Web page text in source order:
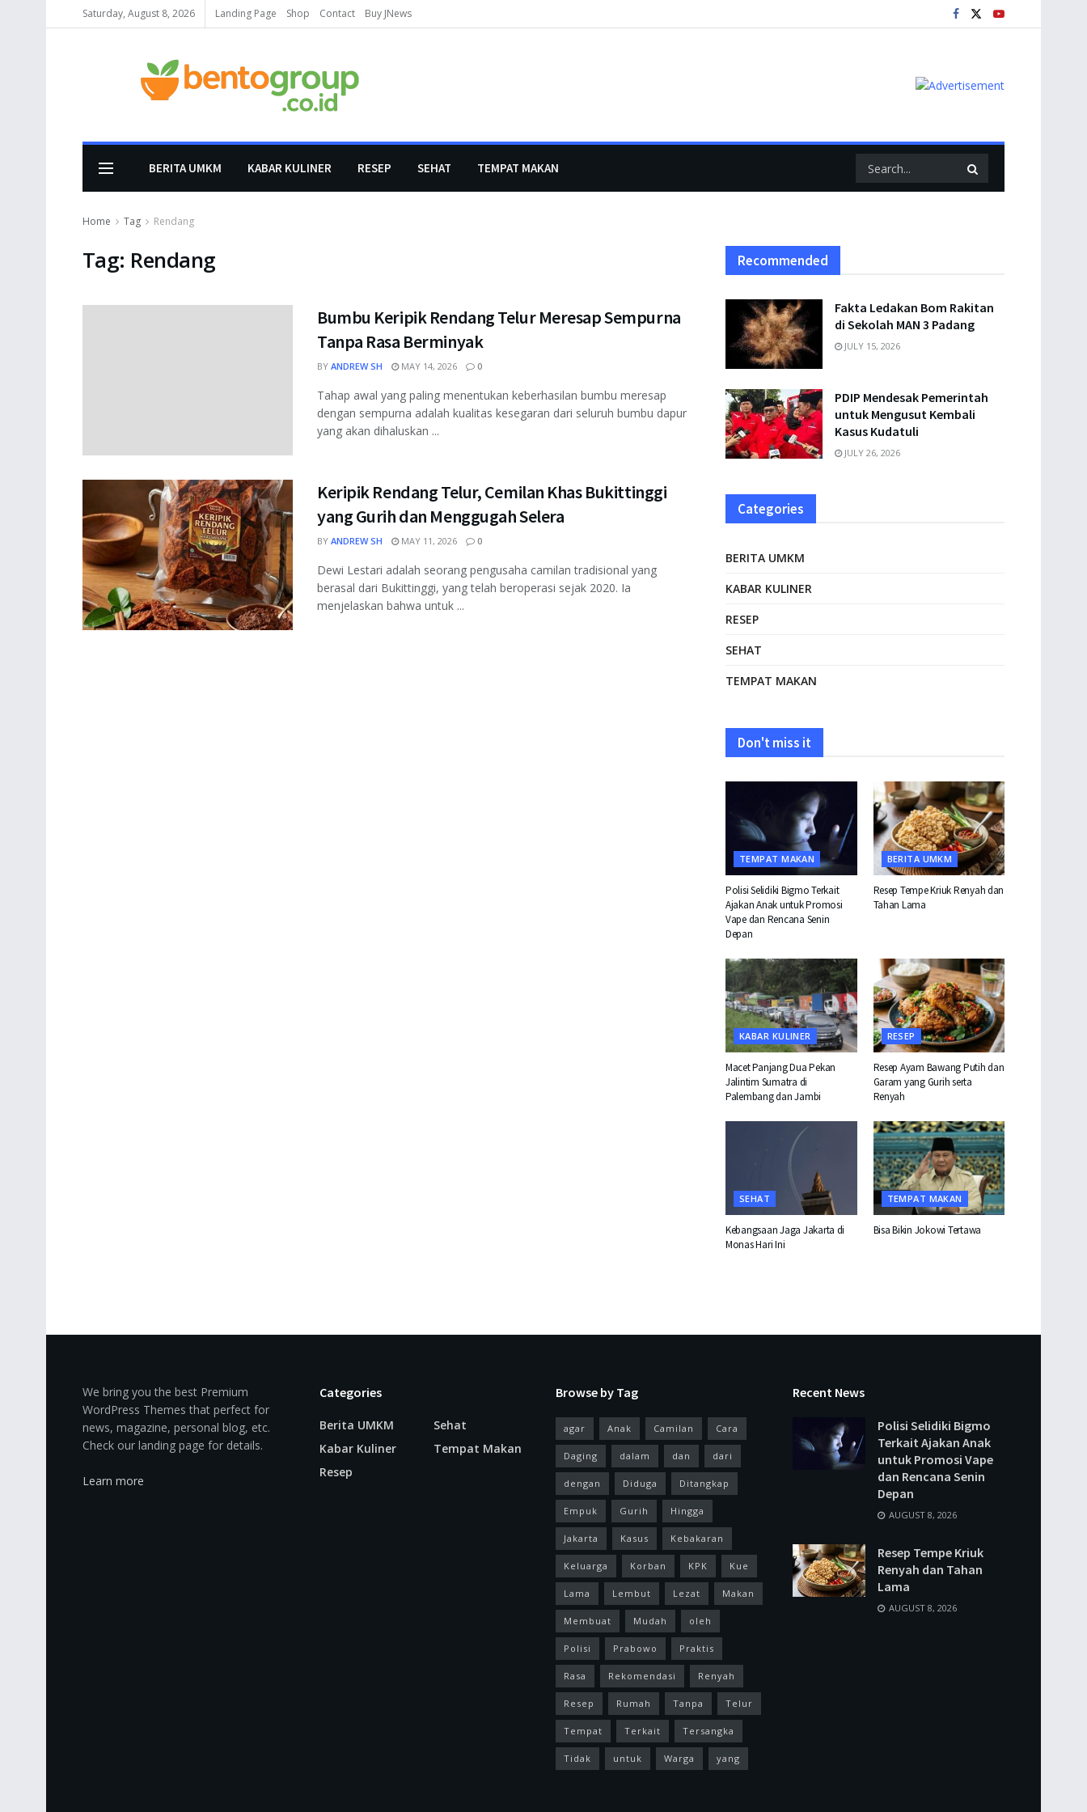
Saturday, August 8, 2026 Landing Page Shop Contact Buy JNews
BERITA UMKM KABAR KULINER RESEP SEHAT TEMPAT MAKAN
Home Tag Rendang
Tag: Rendang
Bumbu Keripik Rendang Telur Meresap Sempurna
Tanpa Rasa Berminyak
BY ANDREW SH MAY 14, 2026 0
Tahap awal yang paling menentukan keberhasilan bumbu meresap
dengan sempurna adalah kualitas kesegaran dari seluruh bumbu dapur
yang akan dihaluskan ...
Keripik Rendang Telur, Cemilan Khas Bukittinggi
yang Gurih dan Menggugah Selera
BY ANDREW SH MAY 11, 2026 0
Dewi Lestari adalah seorang pengusaha camilan tradisional yang
berasal dari Bukittinggi, yang telah beroperasi sejak 2020. Ia
menjelaskan bahwa untuk ...
Recommended
Fakta Ledakan Bom Rakitan
di Sekolah MAN 3 Padang
JULY 15, 2026
PDIP Mendesak Pemerintah
untuk Mengusut Kembali
Kasus Kudatuli
JULY 26, 2026
Categories
BERITA UMKM
KABAR KULINER
RESEP
SEHAT
TEMPAT MAKAN
Don't miss it
TEMPAT MAKAN
Polisi Selidiki Bigmo Terkait
Ajakan Anak untuk Promosi
Vape dan Rencana Senin
Depan
BERITA UMKM
Resep Tempe Kriuk Renyah dan
Tahan Lama
KABAR KULINER
Macet Panjang Dua Pekan
Jalintim Sumatra di
Palembang dan Jambi
RESEP
Resep Ayam Bawang Putih dan
Garam yang Gurih serta
Renyah
SEHAT
Kebangsaan Jaga Jakarta di
Monas Hari Ini
TEMPAT MAKAN
Bisa Bikin Jokowi Tertawa
We bring you the best Premium
WordPress Themes that perfect for
news, magazine, personal blog, etc.
Check our landing page for details.
Learn more
Categories
Berita UMKM
Kabar Kuliner
Resep
Sehat
Tempat Makan
Browse by Tag
agar Anak Camilan Cara
Daging dalam dan dari
dengan Diduga Ditangkap
Empuk Gurih Hingga
Jakarta Kasus Kebakaran
Keluarga Korban KPK Kue
Lama Lembut Lezat Makan
Membuat Mudah oleh
Polisi Prabowo Praktis
Rasa Rekomendasi Renyah
Resep Rumah Tanpa Telur
Tempat Terkait Tersangka
Tidak untuk Warga yang
Recent News
Polisi Selidiki Bigmo
Terkait Ajakan Anak
untuk Promosi Vape
dan Rencana Senin
Depan
AUGUST 8, 2026
Resep Tempe Kriuk
Renyah dan Tahan
Lama
AUGUST 8, 2026